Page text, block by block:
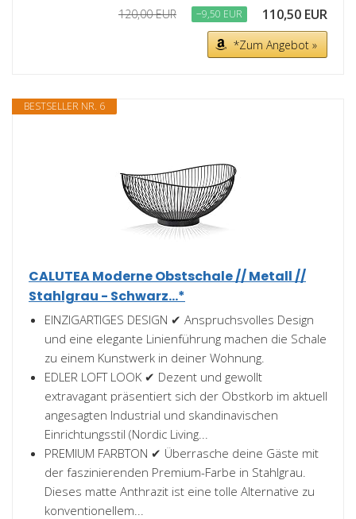
120,00 EUR −9,50 EUR 110,50 EUR
*Zum Angebot »
BESTSELLER NR. 6
CALUTEA Moderne Obstschale // Metall //
Stahlgrau - Schwarz...*
EINZIGARTIGES DESIGN ✔ Anspruchsvolles Design
und eine elegante Linienführung machen die Schale
zu einem Kunstwerk in deiner Wohnung.
EDLER LOFT LOOK ✔ Dezent und gewollt
extravagant präsentiert sich der Obstkorb im aktuell
angesagten Industrial und skandinavischen
Einrichtungsstil (Nordic Living...
PREMIUM FARBTON ✔ Überrasche deine Gäste mit
der faszinierenden Premium-Farbe in Stahlgrau.
Dieses matte Anthrazit ist eine tolle Alternative zu
konventionellem...